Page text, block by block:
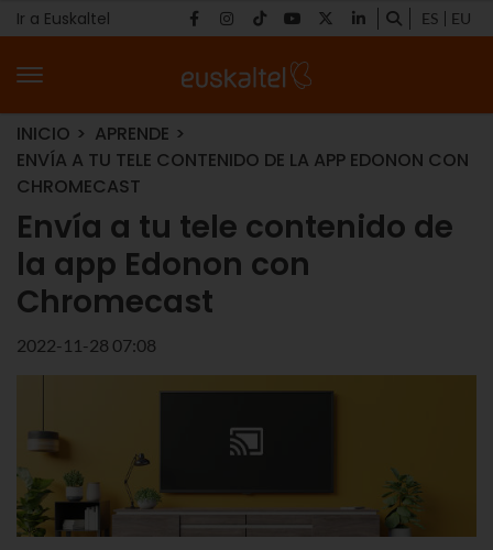
Ir a Euskaltel ES EU
INICIO
APRENDE
ENVÍA A TU TELE CONTENIDO DE LA APP EDONON CON
CHROMECAST
Envía a tu tele contenido de
la app Edonon con
Chromecast
2022-11-28 07:08